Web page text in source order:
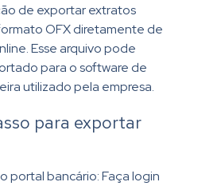
de exportar extratos
OFX diretamente de
Esse arquivo pode
para o software de
utilizado pela empresa.
para exportar
portal bancário: Faça login